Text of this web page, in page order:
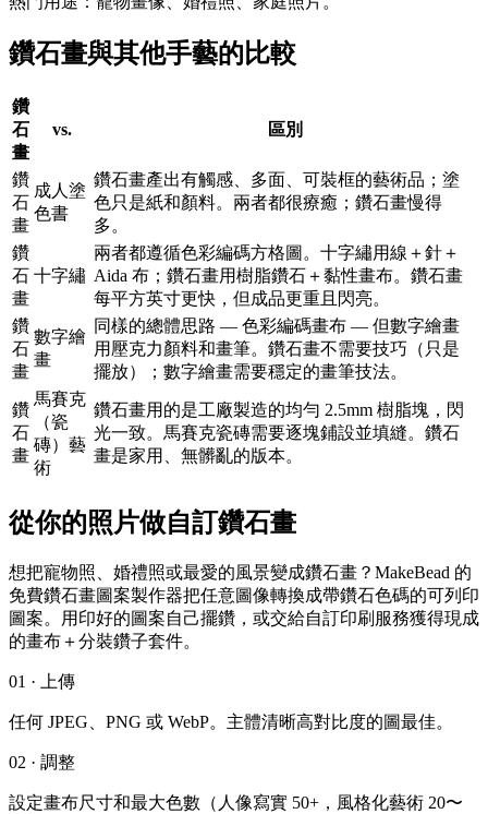
鑽石畫與其他手藝的比較
鑽
石
畫
vs. 區別
鑽
石
畫
成人塗
色書
鑽石畫產出有觸感、多面、可裝框的藝術品；塗
色只是紙和顏料。兩者都很療癒；鑽石畫慢得
多。
鑽
石
畫
十字繡
兩者都遵循色彩編碼方格圖。十字繡用線＋針＋
Aida 布；鑽石畫用樹脂鑽石＋黏性畫布。鑽石畫
每平方英寸更快，但成品更重且閃亮。
鑽
石
畫
數字繪
畫
同樣的總體思路 — 色彩編碼畫布 — 但數字繪畫
用壓克力顏料和畫筆。鑽石畫不需要技巧（只是
擺放）；數字繪畫需要穩定的畫筆技法。
鑽
石
畫
馬賽克
（瓷
磚）藝
術
鑽石畫用的是工廠製造的均勻 2.5mm 樹脂塊，閃
光一致。馬賽克瓷磚需要逐塊鋪設並填縫。鑽石
畫是家用、無髒亂的版本。
從你的照片做自訂鑽石畫
想把寵物照、婚禮照或最愛的風景變成鑽石畫？MakeBead 的
免費鑽石畫圖案製作器把任意圖像轉換成帶鑽石色碼的可列印
圖案。用印好的圖案自己擺鑽，或交給自訂印刷服務獲得現成
的畫布＋分裝鑽子套件。
01 · 上傳
任何 JPEG、PNG 或 WebP。主體清晰高對比度的圖最佳。
02 · 調整
設定畫布尺寸和最大色數（人像寫實 50+，風格化藝術 20〜